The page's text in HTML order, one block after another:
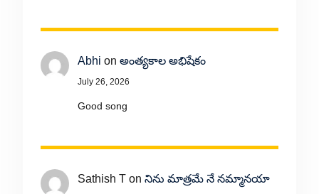
Abhi on అంత్యకాల అభిషేకం
July 26, 2026
Good song
Sathish Ton నిను మాత్రమే నే నమ్మానయా